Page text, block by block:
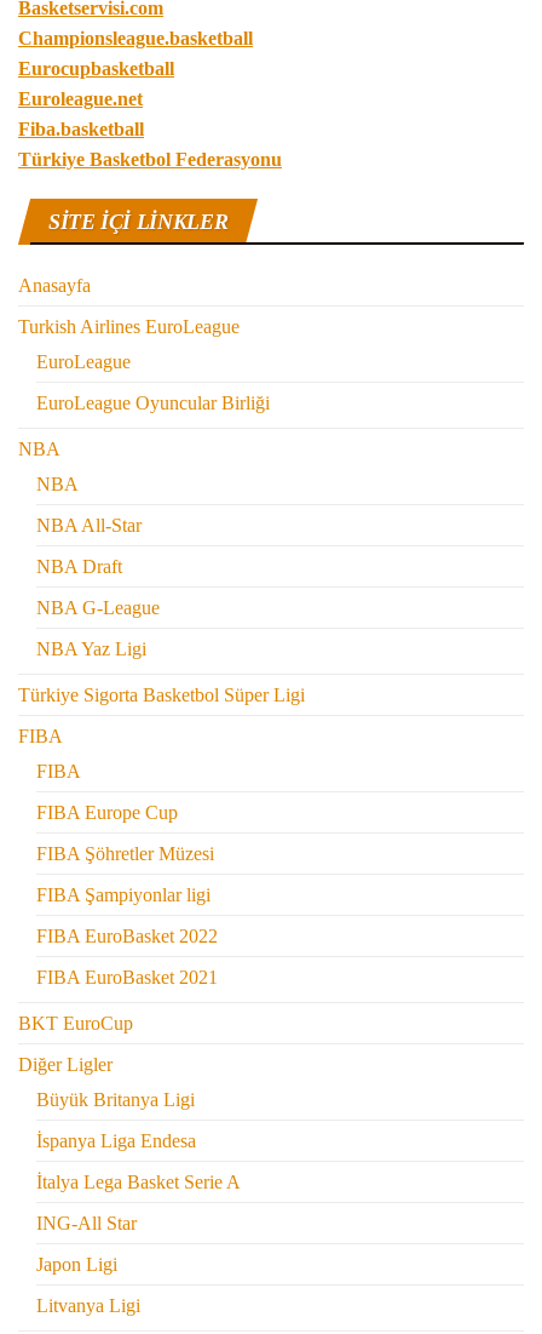
Basketservisi.com
Championsleague.basketball
Eurocupbasketball
Euroleague.net
Fiba.basketball
Türkiye Basketbol Federasyonu
SITE IÇI LINKLER
Anasayfa
Turkish Airlines EuroLeague
EuroLeague
EuroLeague Oyuncular Birliği
NBA
NBA
NBA All-Star
NBA Draft
NBA G-League
NBA Yaz Ligi
Türkiye Sigorta Basketbol Süper Ligi
FIBA
FIBA
FIBA Europe Cup
FIBA Şöhretler Müzesi
FIBA Şampiyonlar ligi
FIBA EuroBasket 2022
FIBA EuroBasket 2021
BKT EuroCup
Diğer Ligler
Büyük Britanya Ligi
İspanya Liga Endesa
İtalya Lega Basket Serie A
ING-All Star
Japon Ligi
Litvanya Ligi